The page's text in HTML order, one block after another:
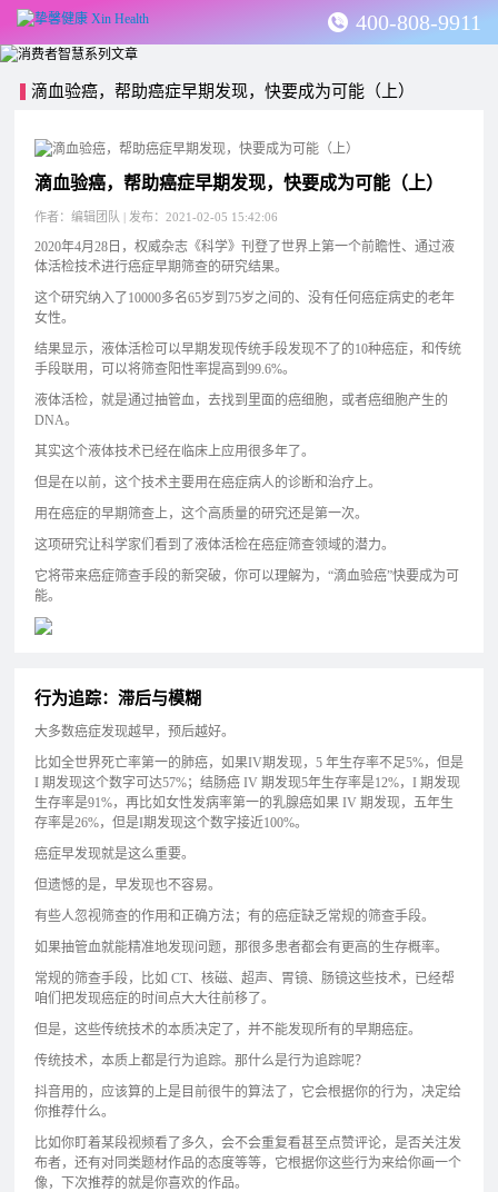
400-808-9911
滴血验癌，帮助癌症早期发现，快要成为可能（上）
滴血验癌，帮助癌症早期发现，快要成为可能（上）
作者：编辑团队 | 发布：2021-02-05 15:42:06
2020年4月28日，权威杂志《科学》刊登了世界上第一个前瞻性、通过液
体活检技术进行癌症早期筛查的研究结果。
这个研究纳入了10000多名65岁到75岁之间的、没有任何癌症病史的老年
女性。
结果显示，液体活检可以早期发现传统手段发现不了的10种癌症，和传统
手段联用，可以将筛查阳性率提高到99.6%。
液体活检，就是通过抽管血，去找到里面的癌细胞，或者癌细胞产生的
DNA。
其实这个液体技术已经在临床上应用很多年了。
但是在以前，这个技术主要用在癌症病人的诊断和治疗上。
用在癌症的早期筛查上，这个高质量的研究还是第一次。
这项研究让科学家们看到了液体活检在癌症筛查领域的潜力。
它将带来癌症筛查手段的新突破，你可以理解为，“滴血验癌”快要成为可
能。
行为追踪：滞后与模糊
大多数癌症发现越早，预后越好。
比如全世界死亡率第一的肺癌，如果IV期发现，5 年生存率不足5%，但是
I 期发现这个数字可达57%；结肠癌 IV 期发现5年生存率是12%，I 期发现
生存率是91%，再比如女性发病率第一的乳腺癌如果 IV 期发现，五年生
存率是26%，但是I期发现这个数字接近100%。
癌症早发现就是这么重要。
但遗憾的是，早发现也不容易。
有些人忽视筛查的作用和正确方法；有的癌症缺乏常规的筛查手段。
如果抽管血就能精准地发现问题，那很多患者都会有更高的生存概率。
常规的筛查手段，比如 CT、核磁、超声、胃镜、肠镜这些技术，已经帮
咱们把发现癌症的时间点大大往前移了。
但是，这些传统技术的本质决定了，并不能发现所有的早期癌症。
传统技术，本质上都是行为追踪。那什么是行为追踪呢？
抖音用的，应该算的上是目前很牛的算法了，它会根据你的行为，决定给
你推荐什么。
比如你盯着某段视频看了多久，会不会重复看甚至点赞评论，是否关注发
布者，还有对同类题材作品的态度等等，它根据你这些行为来给你画一个
像，下次推荐的就是你喜欢的作品。